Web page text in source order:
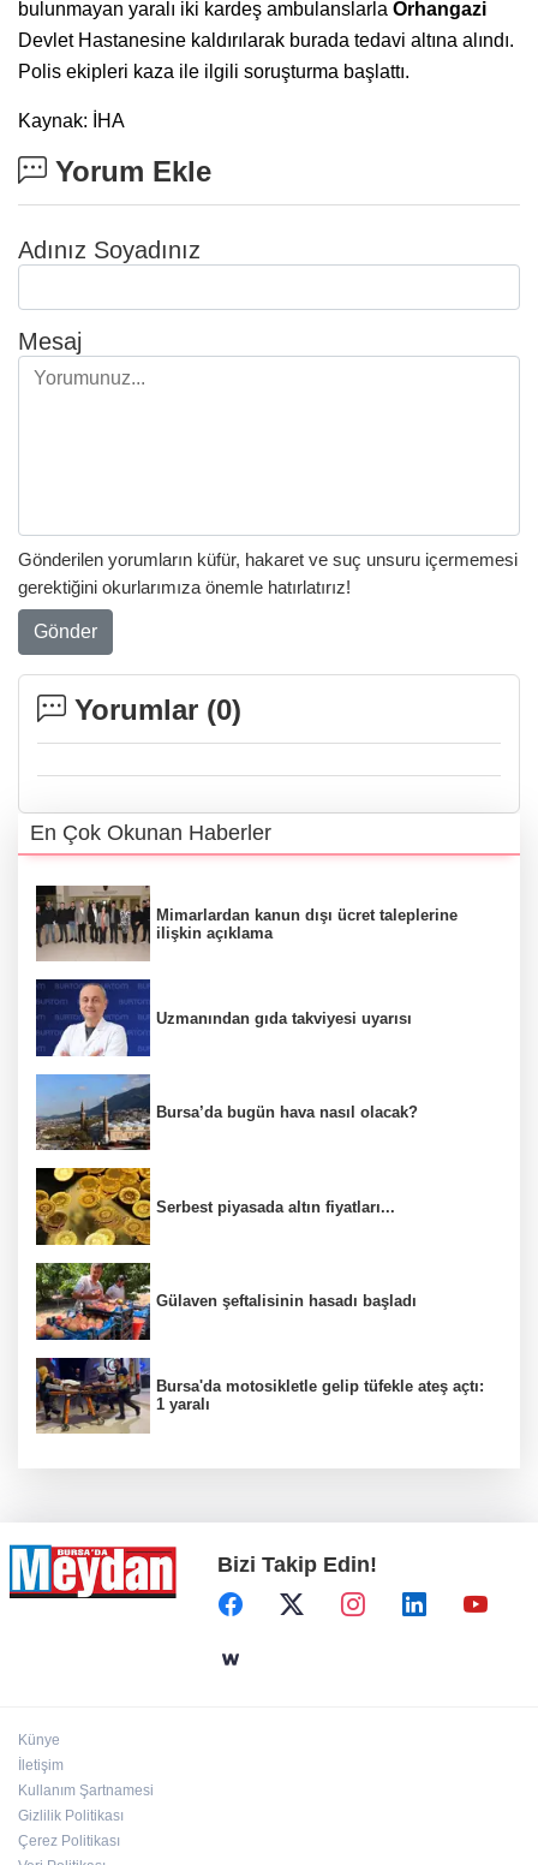
bulunmayan yaralı iki kardeş ambulanslarla Orhangazi
Devlet Hastanesine kaldırılarak burada tedavi altına alındı.
Polis ekipleri kaza ile ilgili soruşturma başlattı.
Kaynak: İHA
Yorum Ekle
Adınız Soyadınız
Mesaj
Gönderilen yorumların küfür, hakaret ve suç unsuru içermemesi
gerektiğini okurlarımıza önemle hatırlatırız!
Gönder
Yorumlar (0)
En Çok Okunan Haberler
Mimarlardan kanun dışı ücret taleplerine
ilişkin açıklama
Uzmanından gıda takviyesi uyarısı
Bursa’da bugün hava nasıl olacak?
Serbest piyasada altın fiyatları...
Gülaven şeftalisinin hasadı başladı
Bursa'da motosikletle gelip tüfekle ateş açtı:
1 yaralı
Bizi Takip Edin!
Künye
İletişim
Kullanım Şartnamesi
Gizlilik Politikası
Çerez Politikası